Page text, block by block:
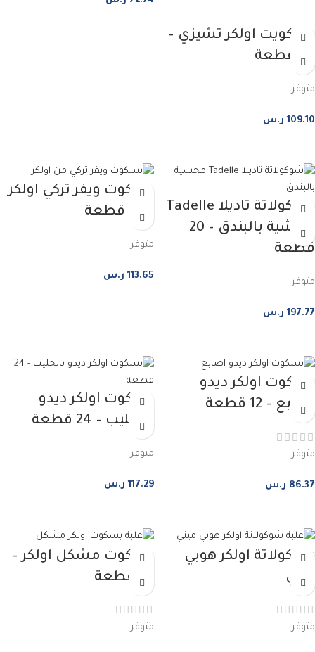
بسكويت اولكر تشيزي –
24 قطعة
متوفر
109.10 ر.س
شوكولاتة تاديلا Tadelle
محشية بالبندق – 20
قطعة
متوفر
197.77 ر.س
بسكوت ويفر تركي اولكر
متوفر
113.65 ر.س
بسكوت اولكر ديدو
اصابع – 12 قطعة
متوفر
86.37 ر.س
بسكوت اولكر ديدو
بالحليب – 24 قطعة
متوفر
117.29 ر.س
شوكولاتة اولكر هوبي
ميني
متوفر
بسكوت مشكل اولكر –
38 قطعة
متوفر